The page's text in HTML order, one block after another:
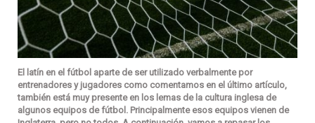
El latín en el fútbol aparte de ser utilizado verbalmente por
entrenadores y jugadores como comentamos en el último artículo,
también está muy presente en los lemas de la cultura inglesa de
algunos equipos de fútbol. Principalmente esos equipos vienen de